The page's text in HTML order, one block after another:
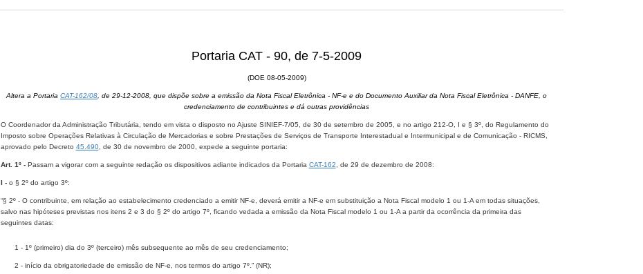
Portaria CAT - 90, de 7-5-2009
(DOE 08-05-2009)
Altera a PortariaCAT-162/08 , de 29-12-2008, que dispõe sobre a emissão da Nota Fiscal Eletrônica - NF-e e do Documento Auxiliar da Nota Fiscal Eletrônica - DANFE, o
credenciamento de contribuintes e dá outras providências
O Coordenador da Administração Tributária, tendo em vista o disposto no Ajuste SINIEF-7/05, de 30 de setembro de 2005, e no artigo 212-O, I e § 3º, do Regulamento do
Imposto sobre Operações Relativas à Circulação de Mercadorias e sobre Prestações de Serviços de Transporte Interestadual e Intermunicipal e de Comunicação - RICMS,
aprovado pelo Decreto 45.490, de 30 de novembro de 2000, expede a seguinte portaria:
Art. 1º -Passam a vigorar com a seguinte redação os dispositivos adiante indicados da Portaria CAT-162 , de 29 de dezembro de 2008:
I - o § 2º do artigo 3º:
“§ 2º - O contribuinte, em relação ao estabelecimento credenciado a emitir NF-e, deverá emitir a NF-e em substituição a Nota Fiscal modelo 1 ou 1-A em todas situações,
salvo nas hipóteses previstas nos itens 2 e 3 do § 2º do artigo 7º, ficando vedada a emissão da Nota Fiscal modelo 1 ou 1-A a partir da ocorrência da primeira das
seguintes datas:
1 - 1º (primeiro) dia do 3º (terceiro) mês subsequente ao mês de seu credenciamento;
2 - início da obrigatoriedade de emissão de NF-e, nos termos do artigo 7º.” (NR);